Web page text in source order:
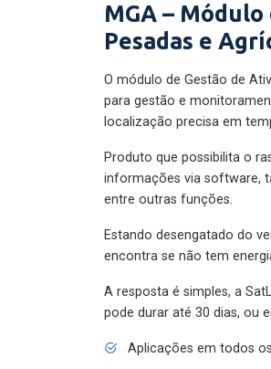
MGA –
Pesadas e
O módulo de Gestão de
para gestão e
localização precisa em
Produto que possibilita o
informações via software,
entre outras funções.
Estando desengatado do
encontra se não tem
A resposta é simples, a
pode durar até 30 dias, ou
Aplicações em todos